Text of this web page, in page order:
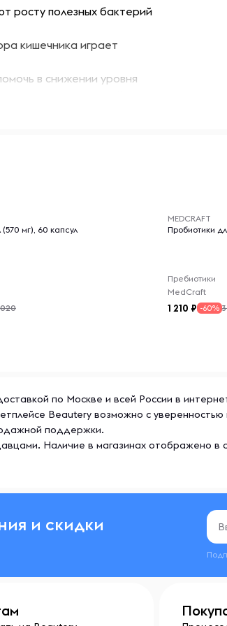
росту полезных бактерий
кишечника играет
в снижении уровня
рационе или образе
мг), 60 капсул
MEDCRAFT
Пробиотики
Пребиотики
MedCraft
1 210 -60%
по Москве и всей России в
Beautery возможно с
поддержки.
Наличие в магазинах отображено в
и скидки